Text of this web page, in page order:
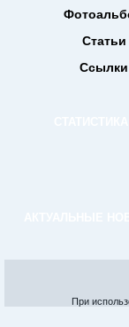
Статьи
Ссылки
При